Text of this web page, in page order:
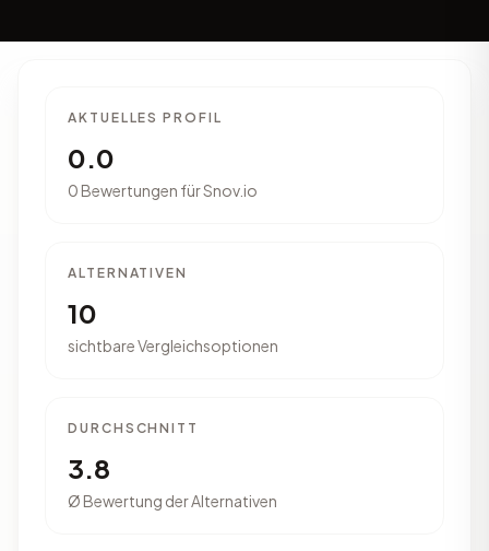
AKTUELLES PROFIL
0.0
0 Bewertungen für Snov.io
ALTERNATIVEN
10
sichtbare Vergleichsoptionen
DURCHSCHNITT
3.8
Ø Bewertung der Alternativen